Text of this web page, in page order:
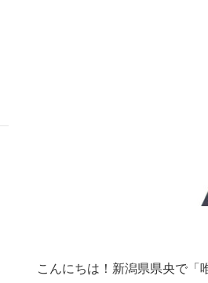
こんにちは！新潟県県央で「